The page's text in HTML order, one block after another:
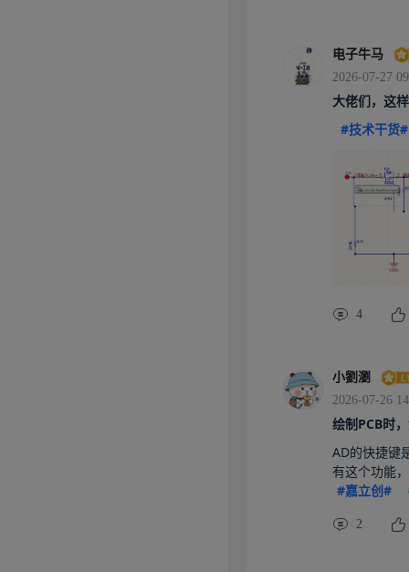
电子牛马
2026-07-27
大佬们，这
#技术干货#
4
小劉瀏
2026-07-26
AD的快捷键
有这个功能
#嘉立创#
2